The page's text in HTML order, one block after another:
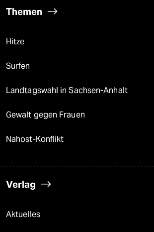
Themen
Hitze
Surfen
Landtagswahl in Sachsen-Anhalt
Gewalt gegen Frauen
Nahost-Konflikt
Verlag
Aktuelles